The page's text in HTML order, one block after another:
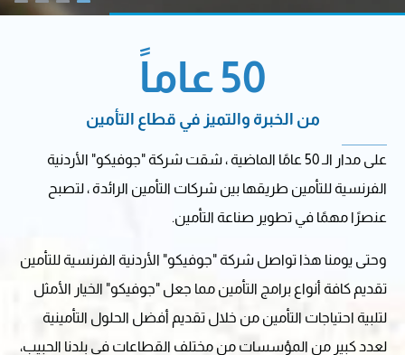
50 عاماً
من الخبرة والتميز في قطاع التأمين
على مدار الـ 50 عامًا الماضية ، شقت شركة "جوفيكو" الأردنية
الفرنسية للتأمين طريقها بين شركات التأمين الرائدة ، لتصبح
عنصرًا مهمًا في تطوير صناعة التأمين.
وحتى يومنا هذا تواصل شركة "جوفيكو" الأردنية الفرنسية للتأمين
تقديم كافة أنواع برامج التأمين مما جعل "جوفيكو" الخيار الأمثل
لتلبية احتياجات التأمين من خلال تقديم أفضل الحلول التأمينية
لعدد كبير من المؤسسات من مختلف القطاعات في بلدنا الحبيب،